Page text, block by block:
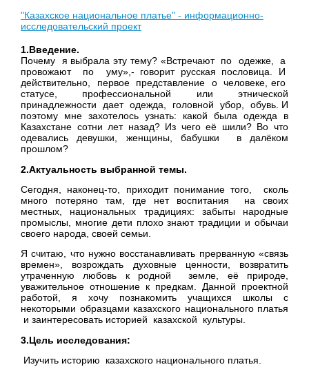
"Казахское национальное платье" - информационно-
исследовательский проект
1.Введение.
Почему я выбрала эту тему? «Встречают по одежке, а
провожают по уму»,- говорит русская пословица. И
действительно, первое представление о человеке, его
статусе, профессиональной или этнической
принадлежности дает одежда, головной убор, обувь. И
поэтому мне захотелось узнать: какой была одежда в
Казахстане сотни лет назад? Из чего её шили? Во что
одевались девушки, женщины, бабушки в далёком
прошлом?
2.Актуальность выбранной темы.
Сегодня, наконец-то, приходит понимание того, сколь
много потеряно там, где нет воспитания на своих
местных, национальных традициях: забыты народные
промыслы, многие дети плохо знают традиции и обычаи
своего народа, своей семьи.
Я считаю, что нужно восстанавливать прерванную «связь
времен», возрождать духовные ценности, возвратить
утраченную любовь к родной земле, её природе,
уважительное отношение к предкам. Данной проектной
работой, я хочу познакомить учащихся школы с
некоторыми образцами казахского национального платья
и заинтересовать историей казахской культуры.
3.Цель исследования:
Изучить историю казахского национального платья.